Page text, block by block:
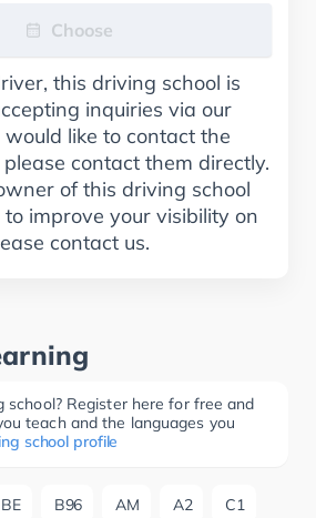
Choose
this driving school is
inquiries via our
like to contact the
contact them directly.
of this driving school
improve your visibility on
contact us.
school? Register here for free and
teach and the languages you
school profile
BE B96 AM A2 C1